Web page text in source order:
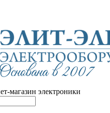
магазин электроники